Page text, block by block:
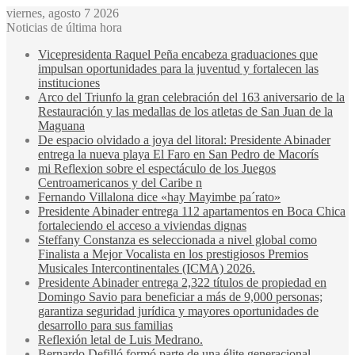
viernes, agosto 7 2026
Noticias de última hora
Vicepresidenta Raquel Peña encabeza graduaciones que
impulsan oportunidades para la juventud y fortalecen las
instituciones
Arco del Triunfo la gran celebración del 163 aniversario de la
Restauración y las medallas de los atletas de San Juan de la
Maguana
De espacio olvidado a joya del litoral: Presidente Abinader
entrega la nueva playa El Faro en San Pedro de Macorís
mi Reflexion sobre el espectáculo de los Juegos
Centroamericanos y del Caribe n
Fernando Villalona dice «hay Mayimbe pa´rato»
Presidente Abinader entrega 112 apartamentos en Boca Chica
fortaleciendo el acceso a viviendas dignas
Steffany Constanza es seleccionada a nivel global como
Finalista a Mejor Vocalista en los prestigiosos Premios
Musicales Intercontinentales (ICMA) 2026.
Presidente Abinader entrega 2,322 títulos de propiedad en
Domingo Savio para beneficiar a más de 9,000 personas;
garantiza seguridad jurídica y mayores oportunidades de
desarrollo para sus familias
Reflexión letal de Luis Medrano.